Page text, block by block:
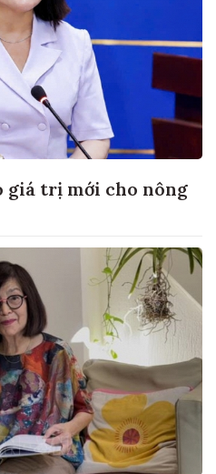
giá trị mới cho nông